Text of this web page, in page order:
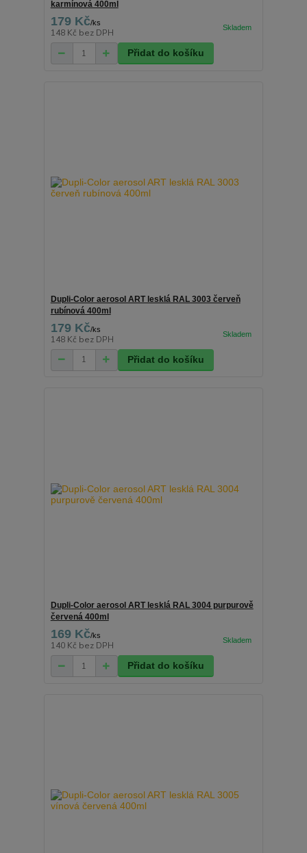
karmínová 400ml
179 Kč/ks
148 Kč bez DPH
Přidat do košíku
Dupli-Color aerosol ART lesklá RAL 3003 červeň
rubínová 400ml
179 Kč/ks
148 Kč bez DPH
Přidat do košíku
Dupli-Color aerosol ART lesklá RAL 3004 purpurově
červená 400ml
169 Kč/ks
140 Kč bez DPH
Přidat do košíku